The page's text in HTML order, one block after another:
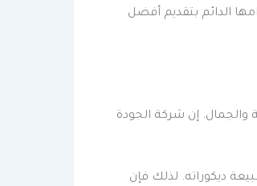
الدائم بتقديم أفضل
إن شركة الجودة
ديكوراته. لذلك فإن